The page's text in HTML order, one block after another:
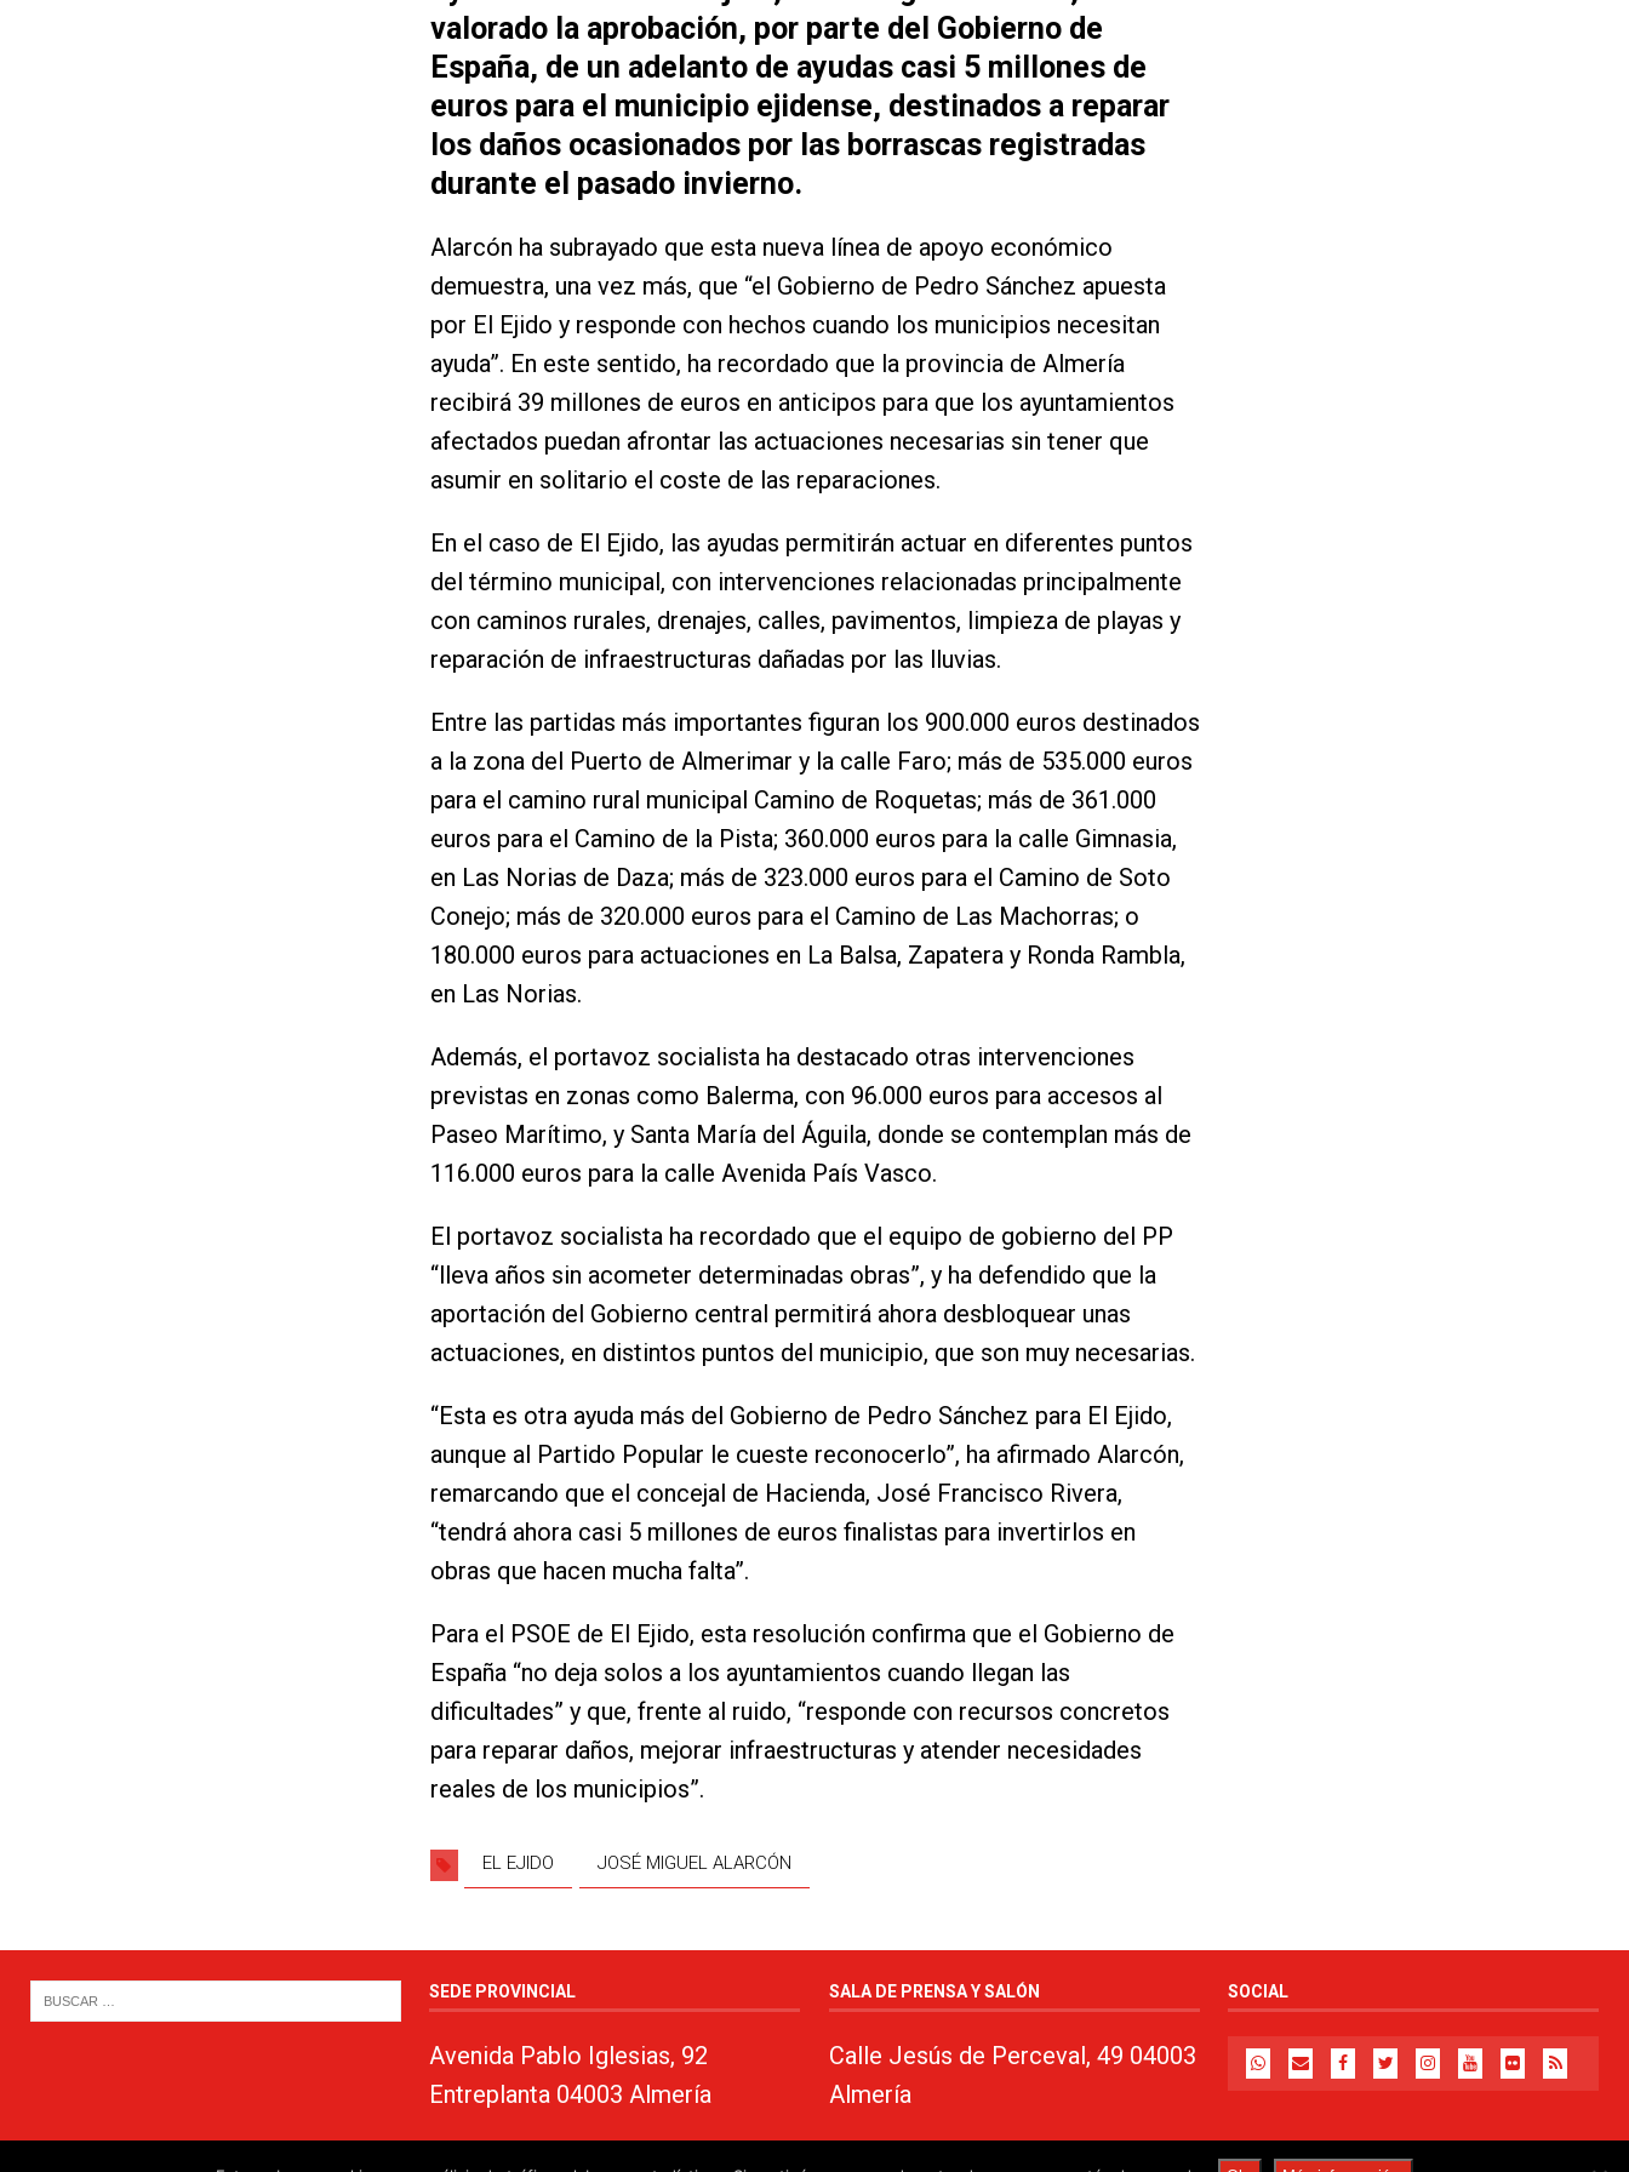
valorado la aprobación, por parte del Gobierno de
España, de un adelanto de ayudas casi 5 millones de
euros para el municipio ejidense, destinados a reparar
los daños ocasionados por las borrascas registradas
durante el pasado invierno.
Alarcón ha subrayado que esta nueva línea de apoyo económico
demuestra, una vez más, que “el Gobierno de Pedro Sánchez apuesta
por El Ejido y responde con hechos cuando los municipios necesitan
ayuda”. En este sentido, ha recordado que la provincia de Almería
recibirá 39 millones de euros en anticipos para que los ayuntamientos
afectados puedan afrontar las actuaciones necesarias sin tener que
asumir en solitario el coste de las reparaciones.
En el caso de El Ejido, las ayudas permitirán actuar en diferentes puntos
del término municipal, con intervenciones relacionadas principalmente
con caminos rurales, drenajes, calles, pavimentos, limpieza de playas y
reparación de infraestructuras dañadas por las lluvias.
Entre las partidas más importantes figuran los 900.000 euros destinados
a la zona del Puerto de Almerimar y la calle Faro; más de 535.000 euros
para el camino rural municipal Camino de Roquetas; más de 361.000
euros para el Camino de la Pista; 360.000 euros para la calle Gimnasia,
en Las Norias de Daza; más de 323.000 euros para el Camino de Soto
Conejo; más de 320.000 euros para el Camino de Las Machorras; o
180.000 euros para actuaciones en La Balsa, Zapatera y Ronda Rambla,
en Las Norias.
Además, el portavoz socialista ha destacado otras intervenciones
previstas en zonas como Balerma, con 96.000 euros para accesos al
Paseo Marítimo, y Santa María del Águila, donde se contemplan más de
116.000 euros para la calle Avenida País Vasco.
El portavoz socialista ha recordado que el equipo de gobierno del PP
“lleva años sin acometer determinadas obras”, y ha defendido que la
aportación del Gobierno central permitirá ahora desbloquear unas
actuaciones, en distintos puntos del municipio, que son muy necesarias.
“Esta es otra ayuda más del Gobierno de Pedro Sánchez para El Ejido,
aunque al Partido Popular le cueste reconocerlo”, ha afirmado Alarcón,
remarcando que el concejal de Hacienda, José Francisco Rivera,
“tendrá ahora casi 5 millones de euros finalistas para invertirlos en
obras que hacen mucha falta”.
Para el PSOE de El Ejido, esta resolución confirma que el Gobierno de
España “no deja solos a los ayuntamientos cuando llegan las
dificultades” y que, frente al ruido, “responde con recursos concretos
para reparar daños, mejorar infraestructuras y atender necesidades
reales de los municipios”.
EL EJIDO JOSÉ MIGUEL ALARCÓN
SEDE PROVINCIAL
Avenida Pablo Iglesias, 92
Entreplanta 04003 Almería
SALA DE PRENSA Y SALÓN
Calle Jesús de Perceval, 49 04003
Almería
SOCIAL